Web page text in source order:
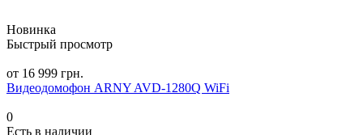
Новинка
Быстрый просмотр
от 16 999 грн.
Видеодомофон ARNY AVD-1280Q WiFi
0
Есть в наличии